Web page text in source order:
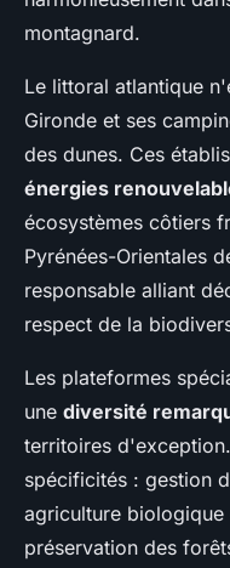
montagnard.
Le littoral atlantique
Gironde et ses
des dunes. Ces
énergies
écosystèmes côtiers
Pyrénées-Orientales
responsable alliant
respect de la
Les plateformes
une diversité
territoires
spécificités : gestion
agriculture
préservation des